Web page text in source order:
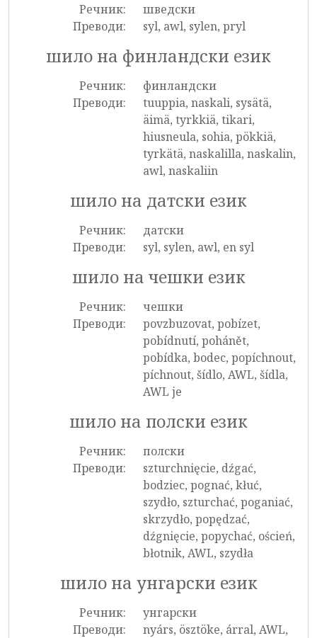
Речник:
шведски
Преводи:
syl, awl, sylen, pryl
шило на финландски език
Речник:
финландски
Преводи:
tuuppia, naskali, sysätä,
äimä, tyrkkiä, tikari,
hiusneula, sohia, pökkiä,
tyrkätä, naskalilla, naskalin,
awl, naskaliin
шило на датски език
Речник:
датски
Преводи:
syl, sylen, awl, en syl
шило на чешки език
Речник:
чешки
Преводи:
povzbuzovat, pobízet,
pobídnutí, pohánět,
pobídka, bodec, popíchnout,
píchnout, šídlo, AWL, šídla,
AWL je
шило на полски език
Речник:
полски
Преводи:
szturchnięcie, dźgać,
bodziec, pognać, kłuć,
szydło, szturchać, poganiać,
skrzydło, popędzać,
dźgnięcie, popychać, oścień,
błotnik, AWL, szydła
шило на унгарски език
Речник:
унгарски
Преводи:
nyárs, ösztöke, árral, AWL,